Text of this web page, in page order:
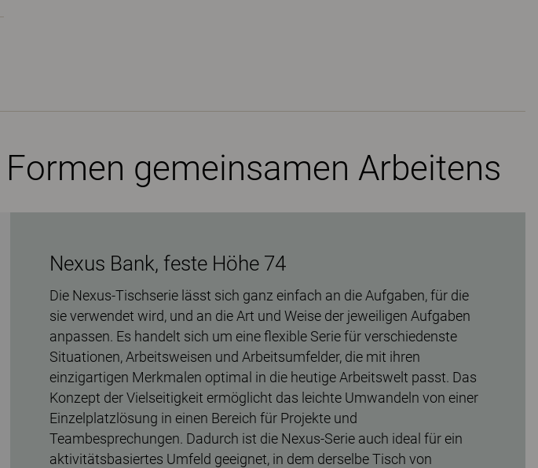
gemeinsamen Arbeitens
Nexus Bank, feste Höhe 74
Die Nexus-Tischserie lässt sich ganz einfach an die Aufgaben, für die
sie verwendet wird, und an die Art und Weise der jeweiligen Aufgaben
anpassen. Es handelt sich um eine flexible Serie für verschiedenste
Situationen, Arbeitsweisen und Arbeitsumfelder, die mit ihren
einzigartigen Merkmalen optimal in die heutige Arbeitswelt passt. Das
Konzept der Vielseitigkeit ermöglicht das leichte Umwandeln von einer
Einzelplatzlösung in einen Bereich für Projekte und
Teambesprechungen. Dadurch ist die Nexus-Serie auch ideal für ein
aktivitätsbasiertes Umfeld geeignet, in dem derselbe Tisch von